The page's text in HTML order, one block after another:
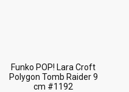
Funko POP! Lara Croft
Polygon Tomb Raider 9
cm #1192